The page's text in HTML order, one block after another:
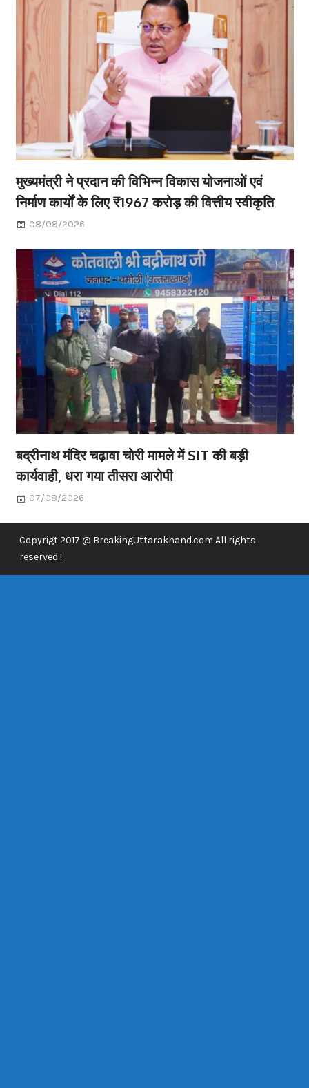
मुख्यमंत्री ने प्रदान की विभिन्न विकास योजनाओं एवं
निर्माण कार्यों के लिए ₹1967 करोड़ की वित्तीय स्वीकृति
08/08/2026
बद्रीनाथ मंदिर चढ़ावा चोरी मामले में SIT की बड़ी
कार्यवाही, धरा गया तीसरा आरोपी
07/08/2026
Copyrigt 2017 @ BreakingUttarakhand.com All rights
reserved !